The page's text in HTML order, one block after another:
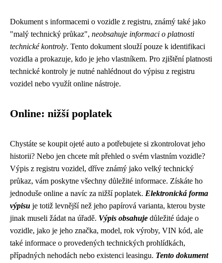
Dokument s informacemi o vozidle z registru, známý také jako
"malý technický průkaz", neobsahuje informaci o platnosti
technické kontroly. Tento dokument slouží pouze k identifikaci
vozidla a prokazuje, kdo je jeho vlastníkem. Pro zjištění platnosti
technické kontroly je nutné nahlédnout do výpisu z registru
vozidel nebo využít online nástroje.
Online: nižší poplatek
Chystáte se koupit ojeté auto a potřebujete si zkontrolovat jeho
historii? Nebo jen chcete mít přehled o svém vlastním vozidle?
Výpis z registru vozidel, dříve známý jako velký technický
průkaz, vám poskytne všechny důležité informace. Získáte ho
jednoduše online a navíc za nižší poplatek. Elektronická forma
výpisu je totiž levnější než jeho papírová varianta, kterou byste
jinak museli žádat na úřadě. Výpis obsahuje důležité údaje o
vozidle, jako je jeho značka, model, rok výroby, VIN kód, ale
také informace o provedených technických prohlídkách,
případných nehodách nebo existenci leasingu. Tento dokument